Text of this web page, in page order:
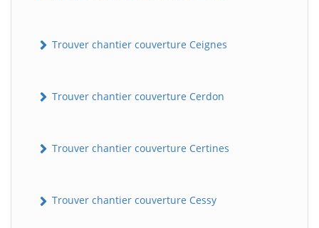
Trouver chantier couverture Ceignes
Trouver chantier couverture Cerdon
Trouver chantier couverture Certines
Trouver chantier couverture Cessy